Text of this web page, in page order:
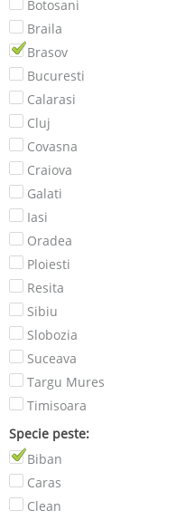
Botosani
Braila
Brasov
Bucuresti
Calarasi
Cluj
Covasna
Craiova
Galati
Iasi
Oradea
Ploiesti
Resita
Sibiu
Slobozia
Suceava
Targu Mures
Timisoara
Specie peste:
Biban
Caras
Clean